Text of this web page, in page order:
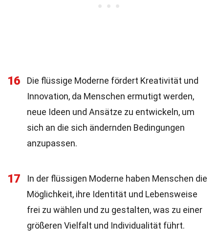
16
Die flüssige Moderne fördert Kreativität und
Innovation, da Menschen ermutigt werden,
neue Ideen und Ansätze zu entwickeln, um
sich an die sich ändernden Bedingungen
anzupassen.
17
In der flüssigen Moderne haben Menschen die
Möglichkeit, ihre Identität und Lebensweise
frei zu wählen und zu gestalten, was zu einer
größeren Vielfalt und Individualität führt.